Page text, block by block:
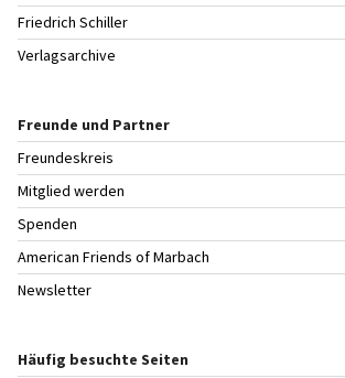
Friedrich Schiller
Verlagsarchive
Freunde und Partner
Freundeskreis
Mitglied werden
Spenden
American Friends of Marbach
Newsletter
Häufig besuchte Seiten